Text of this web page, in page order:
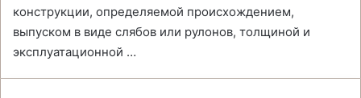
конструкции, определяемой происхождением,
выпуском в виде слябов или рулонов, толщиной и
эксплуатационной …